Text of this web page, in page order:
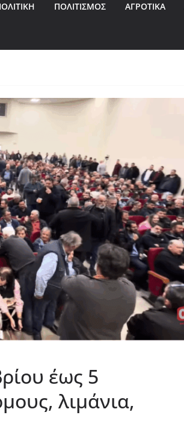
ΠΟΛΙΤΙΣΜΟΣ ΑΓΡΟΤΙΚΑ
έως 5
λιμάνια,